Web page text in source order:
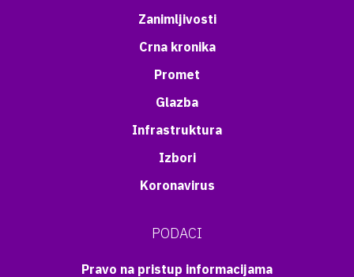
Zanimljivosti
Crna kronika
Promet
Glazba
Infrastruktura
Izbori
Koronavirus
PODACI
Pravo na pristup informacijama